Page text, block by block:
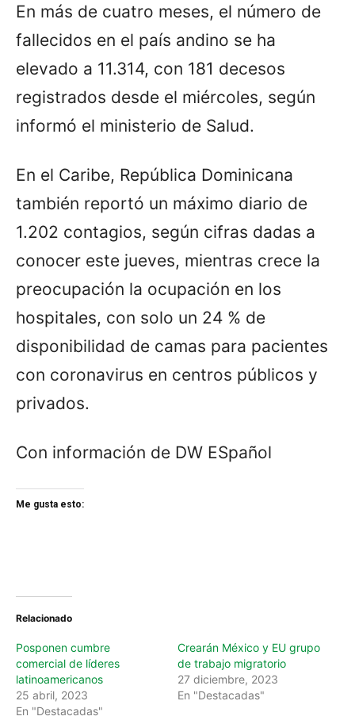
En más de cuatro meses, el número de
fallecidos en el país andino se ha
elevado a 11.314, con 181 decesos
registrados desde el miércoles, según
informó el ministerio de Salud.
En el Caribe, República Dominicana
también reportó un máximo diario de
1.202 contagios, según cifras dadas a
conocer este jueves, mientras crece la
preocupación la ocupación en los
hospitales, con solo un 24 % de
disponibilidad de camas para pacientes
con coronavirus en centros públicos y
privados.
Con información de DW ESpañol
Me gusta esto:
Relacionado
Posponen cumbre
comercial de líderes
latinoamericanos
25 abril, 2023
En "Destacadas"
Crearán México y EU grupo
de trabajo migratorio
27 diciembre, 2023
En "Destacadas"